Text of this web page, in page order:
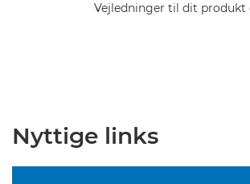
Vejledninger til dit produkt
Nyttige links